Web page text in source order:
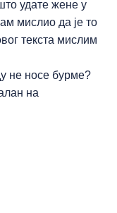
удате жене у
мислио да је то
текста мислим
не носе бурме?
на